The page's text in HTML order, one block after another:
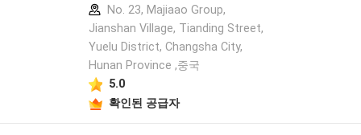
No. 23, Majiaao Group,
Jianshan Village, Tianding Street,
Yuelu District, Changsha City,
Hunan Province ,중국
5.0
확인된 공급자